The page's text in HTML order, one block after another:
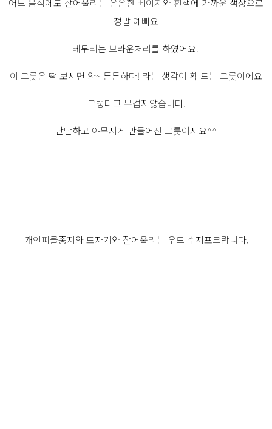
어느 음식에도 잘어울리는 은은한 베이지와 흰색에 가까운 색상으로
정말 예뻐요
테두리는 브라운처리를 하였어요.
이 그릇은 딱 보시면 와~ 튼튼하다! 라는 생각이 확 드는 그릇이에요
그렇다고 무겁지않습니다.
단단하고 야무지게 만들어진 그릇이지요^^
개인피클종지와 도자기와 잘어울리는 우드 수저포크랍니다.